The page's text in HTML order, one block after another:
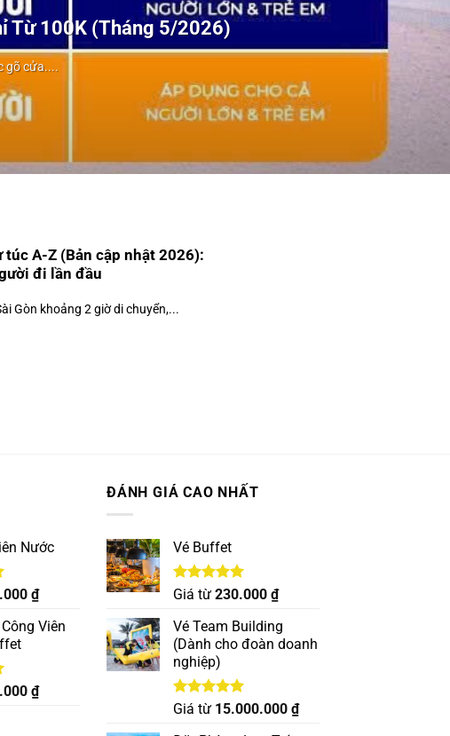
Từ 100K (Tháng 5/2026)
gõ cửa....
A-Z (Bản cập nhật 2026):
đi lần đầu
Gòn khoảng 2 giờ di chuyển,...
Nước
₫
Viên
₫
ĐÁNH GIÁ CAO NHẤT
Vé Buffet
Được xếp
5 sao
Giá từ 230.000 ₫
Vé Team Building
(Dành cho đoàn doanh
nghiệp)
Được xếp
Giá từ 15.000.000 ₫